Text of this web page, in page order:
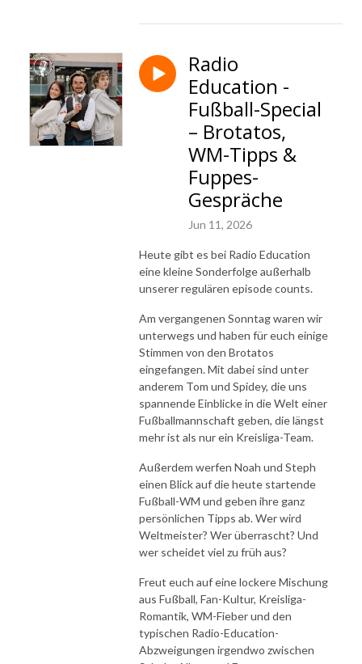
Radio
Education -
Fußball-Special
– Brotatos,
WM-Tipps &
Fuppes-
Gespräche
Jun 11, 2026
Heute gibt es bei Radio Education
eine kleine Sonderfolge außerhalb
unserer regulären episode counts.
Am vergangenen Sonntag waren wir
unterwegs und haben für euch einige
Stimmen von den Brotatos
eingefangen. Mit dabei sind unter
anderem Tom und Spidey, die uns
spannende Einblicke in die Welt einer
Fußballmannschaft geben, die längst
mehr ist als nur ein Kreisliga-Team.
Außerdem werfen Noah und Steph
einen Blick auf die heute startende
Fußball-WM und geben ihre ganz
persönlichen Tipps ab. Wer wird
Weltmeister? Wer überrascht? Und
wer scheidet viel zu früh aus?
Freut euch auf eine lockere Mischung
aus Fußball, Fan-Kultur, Kreisliga-
Romantik, WM-Fieber und den
typischen Radio-Education-
Abzweigungen irgendwo zwischen